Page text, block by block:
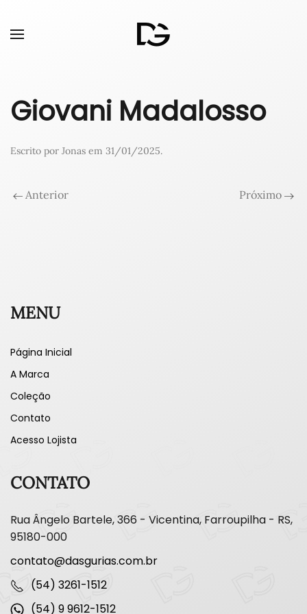
Giovani Madalosso
Escrito por Jonas em 31/01/2025.
Anterior Próximo
MENU
Página Inicial
A Marca
Coleção
Contato
Acesso Lojista
CONTATO
Rua Ângelo Bartele, 366 - Vicentina, Farroupilha - RS,
95180-000
contato@dasgurias.com.br
(54) 3261-1512
(54) 9 9612-1512